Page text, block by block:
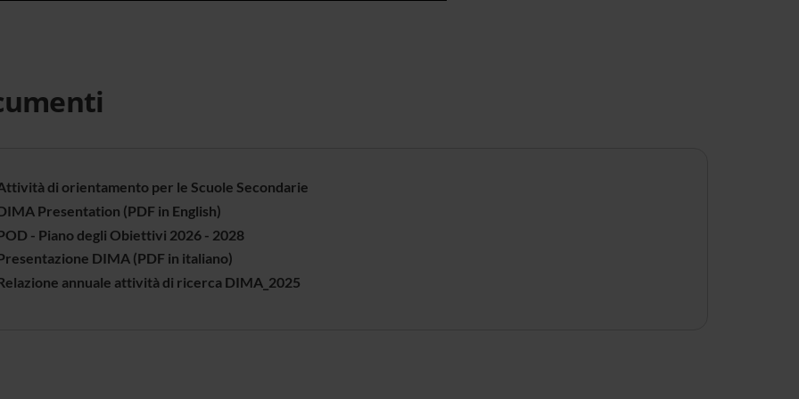
di orientamento per le Scuole Secondarie
Presentation (PDF in English)
- Piano degli Obiettivi 2026 - 2028
DIMA (PDF in italiano)
annuale attività di ricerca DIMA_2025